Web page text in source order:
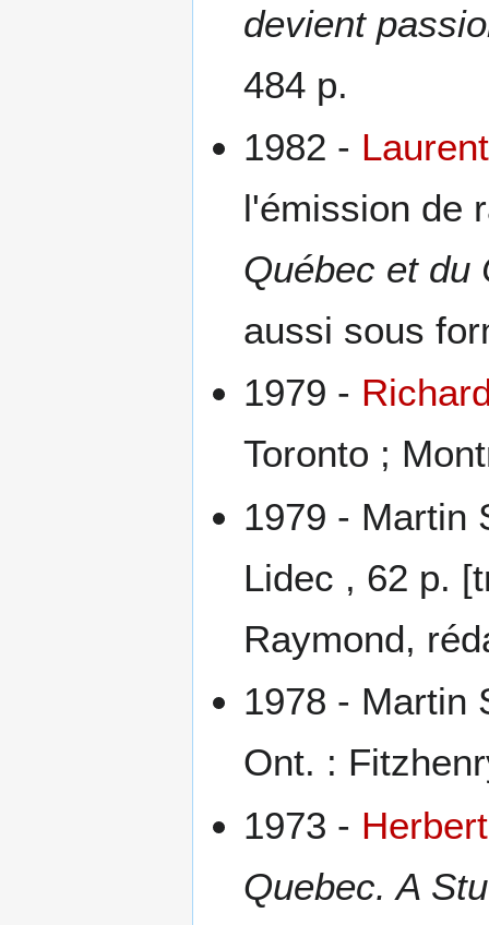
devient
484 p.
1982 -
l'émission de
Québec et du
aussi sous
1979 -
Toronto ;
1979 - Martin
Lidec , 62 p.
Raymond,
1978 - Martin
Ont. :
1973 -
Quebec. A